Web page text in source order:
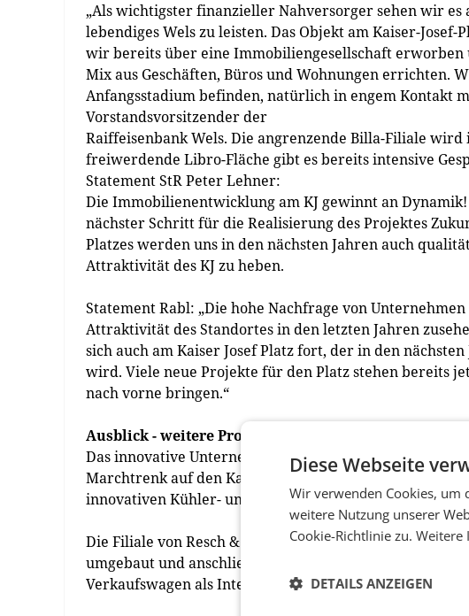
„Als wichtigster finanzieller Nahversorger sehen wir
lebendiges Wels zu leisten. Das Objekt am Kaiser-Josef-
wir bereits über eine Immobiliengesellschaft
Mix aus Geschäften, Büros und Wohnungen errichten.
Anfangsstadium befinden, natürlich in engem Kontakt
Vorstandsvorsitzender der
Raiffeisenbank Wels. Die angrenzende Billa-Filiale
freiwerdende Libro-Fläche gibt es bereits intensive
Statement StR Peter Lehner:
Die Immobilienentwicklung am KJ gewinnt an
nächster Schritt für die Realisierung des Projektes
Platzes werden uns in den nächsten Jahren auch
Attraktivität des KJ zu heben.
Statement Rabl: „Die hohe Nachfrage von
Attraktivität des Standortes in den letzten Jahren
sich auch am Kaiser Josef Platz fort, der in den
wird. Viele neue Projekte für den Platz stehen bereits
nach vorne bringen.“
Ausblick - weitere Projekte am Kaiser-Josef-Platz
Das innovative Unternehmen Smart.Vending von
Marchtrenk auf den Kaiser-Josef-Platz 46. Das
innovativen Kühler- und Verkaufsautomatenlösungen im
Die Filiale von Resch & Frisch am Kaiser-Josef-Platz Nr.
umgebaut und anschließend wiedereröffnet. Im
Verkaufswagen als Interimslösung für die Kundinnen
Diese Webseite
Wir verwenden Cookies, um
weitere Nutzung unserer
Cookie-Richtlinie zu. Weitere
DETAILS ANZEIGEN